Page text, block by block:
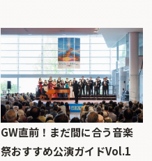
GW直前！まだ間に合う音楽
祭おすすめ公演ガイドVol.1